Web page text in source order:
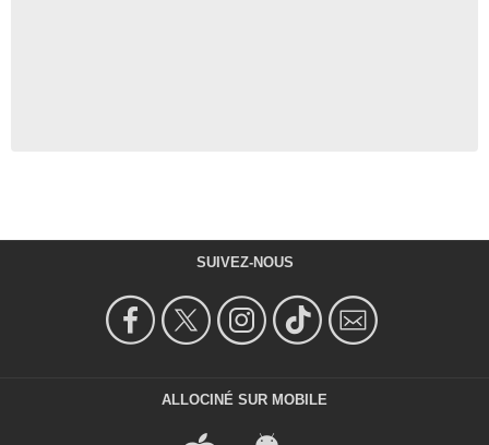
SUIVEZ-NOUS
ALLOCINÉ SUR MOBILE